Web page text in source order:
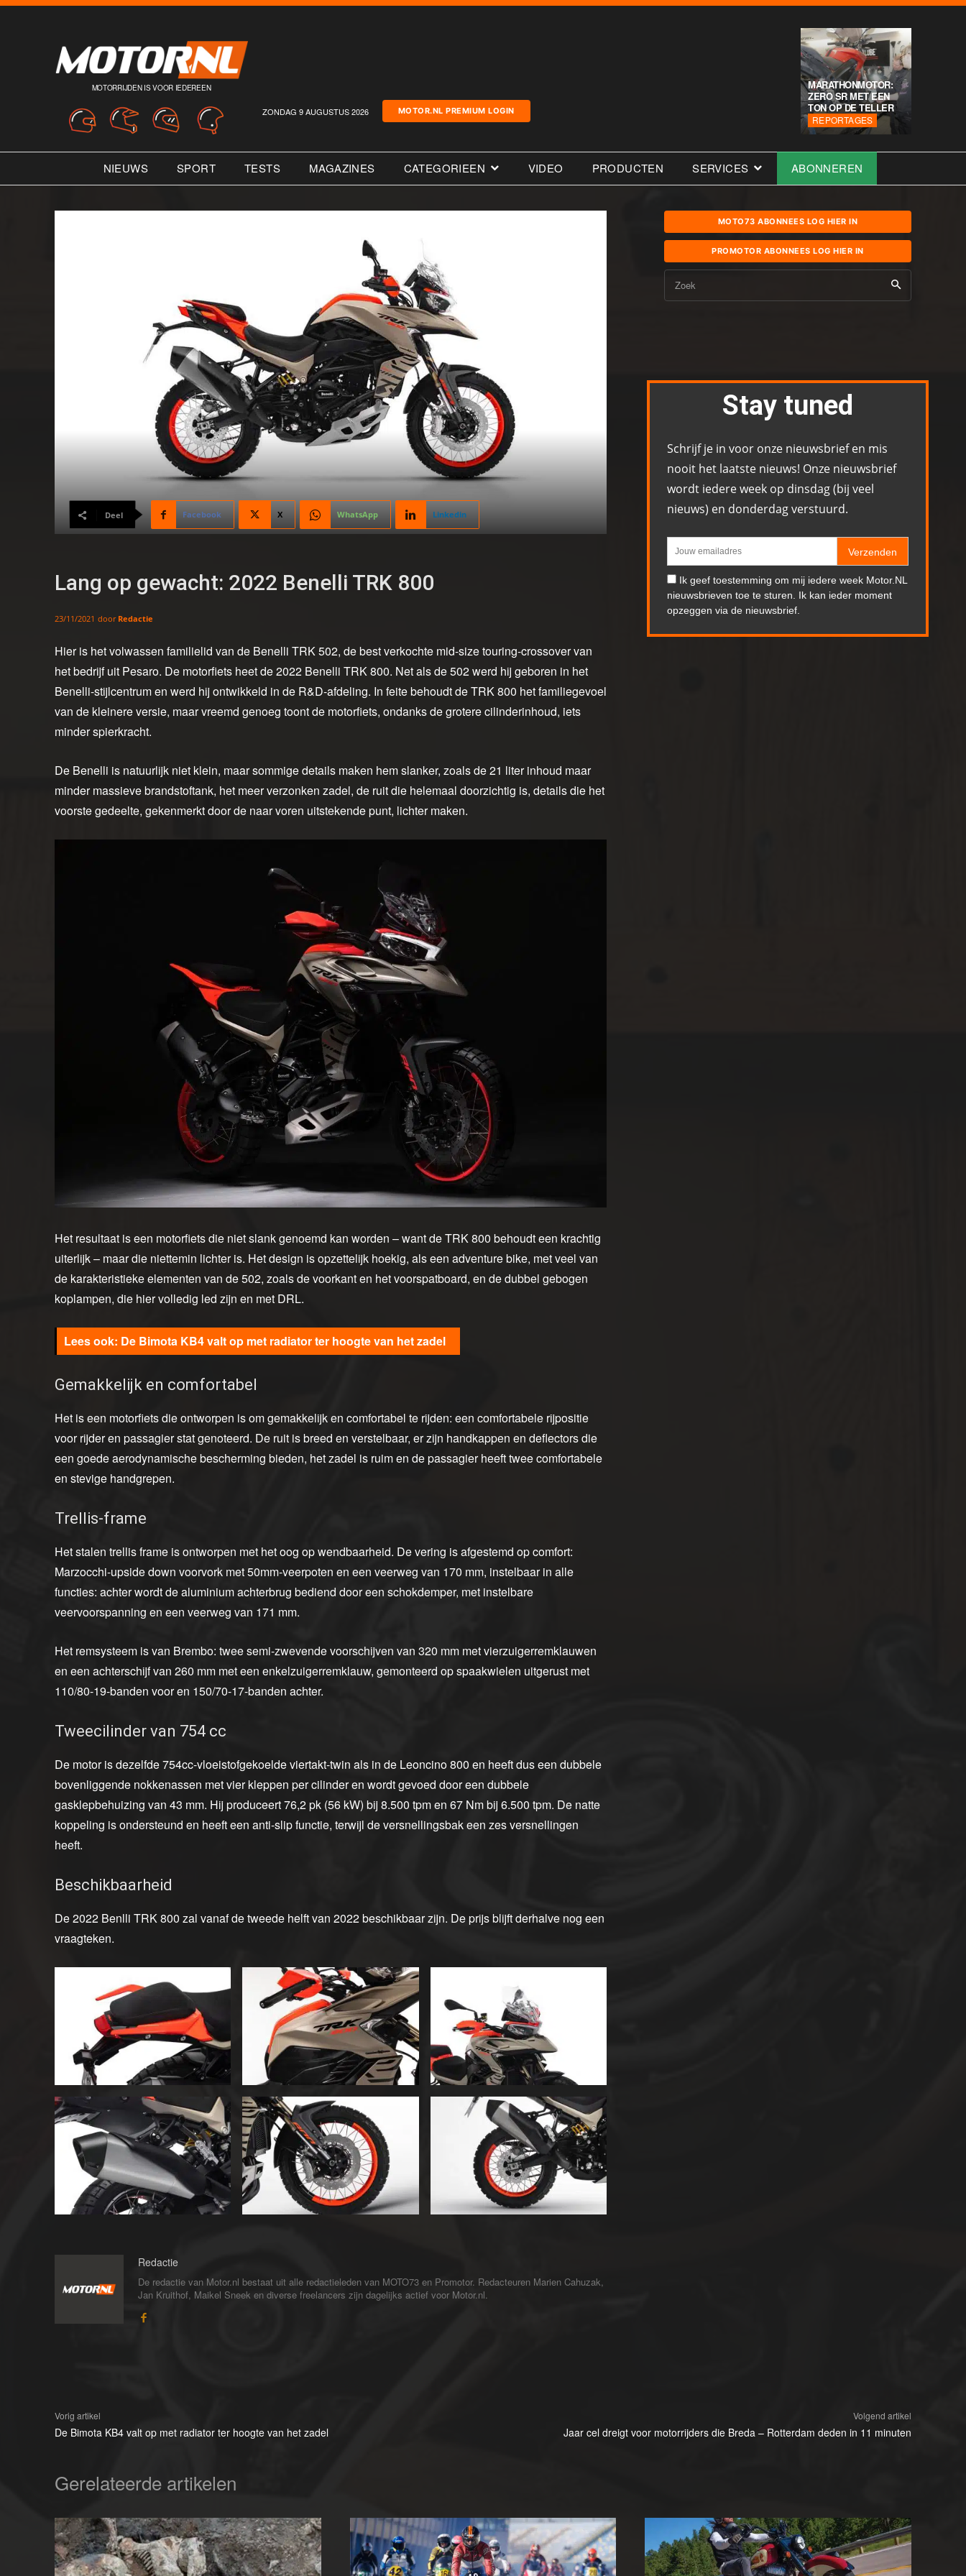
MOTORRIJDEN IS VOOR IEDEREEN
ZONDAG 9 AUGUSTUS 2026 MOTOR.NL PREMIUM LOGIN
MARATHONMOTOR:
ZERO SR MET EEN
TON OP DE TELLER
REPORTAGES
NIEUWS SPORT TESTS MAGAZINES CATEGORIEEN VIDEO PRODUCTEN SERVICES ABONNEREN
Deel Facebook X WhatsApp Linkedin
Lang op gewacht: 2022 Benelli TRK 800
23/11/2021 door Redactie
Hier is het volwassen familielid van de Benelli TRK 502, de best verkochte mid-size touring-crossover van
het bedrijf uit Pesaro. De motorfiets heet de 2022 Benelli TRK 800. Net als de 502 werd hij geboren in het
Benelli-stijlcentrum en werd hij ontwikkeld in de R&D-afdeling. In feite behoudt de TRK 800 het familiegevoel
van de kleinere versie, maar vreemd genoeg toont de motorfiets, ondanks de grotere cilinderinhoud, iets
minder spierkracht.
De Benelli is natuurlijk niet klein, maar sommige details maken hem slanker, zoals de 21 liter inhoud maar
minder massieve brandstoftank, het meer verzonken zadel, de ruit die helemaal doorzichtig is, details die het
voorste gedeelte, gekenmerkt door de naar voren uitstekende punt, lichter maken.
Het resultaat is een motorfiets die niet slank genoemd kan worden – want de TRK 800 behoudt een krachtig
uiterlijk – maar die niettemin lichter is. Het design is opzettelijk hoekig, als een adventure bike, met veel van
de karakteristieke elementen van de 502, zoals de voorkant en het voorspatboard, en de dubbel gebogen
koplampen, die hier volledig led zijn en met DRL.
De Bimota KB4 valt op met radiator ter hoogte van het zadel
Gemakkelijk en comfortabel
Het is een motorfiets die ontworpen is om gemakkelijk en comfortabel te rijden: een comfortabele rijpositie
voor rijder en passagier stat genoteerd. De ruit is breed en verstelbaar, er zijn handkappen en deflectors die
een goede aerodynamische bescherming bieden, het zadel is ruim en de passagier heeft twee comfortabele
en stevige handgrepen.
Trellis-frame
Het stalen trellis frame is ontworpen met het oog op wendbaarheid. De vering is afgestemd op comfort:
Marzocchi-upside down voorvork met 50mm-veerpoten en een veerweg van 170 mm, instelbaar in alle
functies: achter wordt de aluminium achterbrug bediend door een schokdemper, met instelbare
veervoorspanning en een veerweg van 171 mm.
Het remsysteem is van Brembo: twee semi-zwevende voorschijven van 320 mm met vierzuigerremklauwen
en een achterschijf van 260 mm met een enkelzuigerremklauw, gemonteerd op spaakwielen uitgerust met
110/80-19-banden voor en 150/70-17-banden achter.
Tweecilinder van 754 cc
De motor is dezelfde 754cc-vloeistofgekoelde viertakt-twin als in de Leoncino 800 en heeft dus een dubbele
bovenliggende nokkenassen met vier kleppen per cilinder en wordt gevoed door een dubbele
gasklepbehuizing van 43 mm. Hij produceert 76,2 pk (56 kW) bij 8.500 tpm en 67 Nm bij 6.500 tpm. De natte
koppeling is ondersteund en heeft een anti-slip functie, terwijl de versnellingsbak een zes versnellingen
heeft.
Beschikbaarheid
De 2022 Benlli TRK 800 zal vanaf de tweede helft van 2022 beschikbaar zijn. De prijs blijft derhalve nog een
vraagteken.
Redactie
De redactie van Motor.nl bestaat uit alle redactieleden van MOTO73 en Promotor. Redacteuren Marien Cahuzak,
Jan Kruithof, Maikel Sneek en diverse freelancers zijn dagelijks actief voor Motor.nl.
MOTO73 ABONNEES LOG HIER IN
PROMOTOR ABONNEES LOG HIER IN
Zoek
Stay tuned
Schrijf je in voor onze nieuwsbrief en mis
nooit het laatste nieuws! Onze nieuwsbrief
wordt iedere week op dinsdag (bij veel
nieuws) en donderdag verstuurd.
Verzenden
Ik geef toestemming om mij iedere week Motor.NL
nieuwsbrieven toe te sturen. Ik kan ieder moment
opzeggen via de nieuwsbrief.
Vorig artikel
De Bimota KB4 valt op met radiator ter hoogte van het zadel
Volgend artikel
Jaar cel dreigt voor motorrijders die Breda – Rotterdam deden in 11 minuten
Gerelateerde artikelen